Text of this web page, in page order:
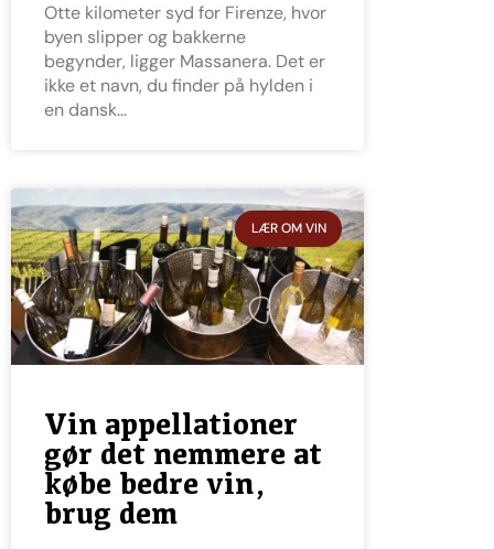
Otte kilometer syd for Firenze, hvor
byen slipper og bakkerne
begynder, ligger Massanera. Det er
ikke et navn, du finder på hylden i
en dansk
LÆR OM VIN
Vin appellationer
gør det nemmere at
købe bedre vin,
brug dem